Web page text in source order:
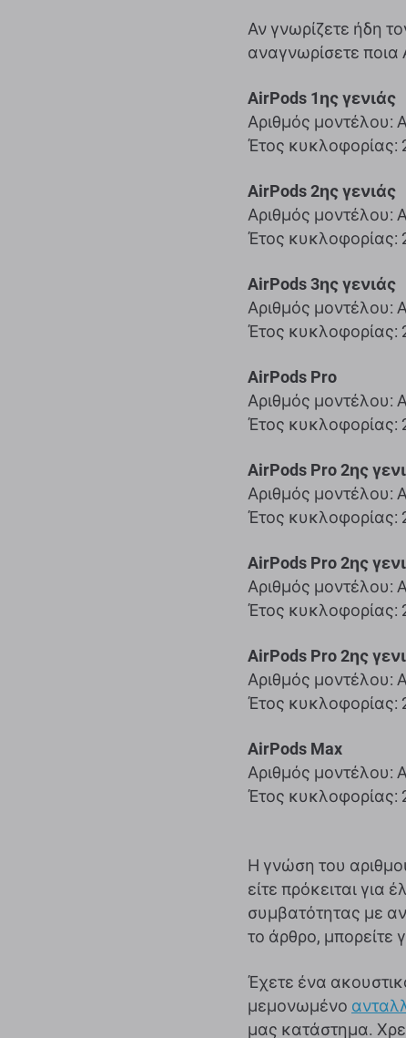
Αν γνωρίζετε ήδη
αναγνωρίσετε
AirPods 1ης γενιάς
Αριθμός μοντέλου:
Έτος κυκλοφορίας:
AirPods 2ης γενιάς
Αριθμός μοντέλου:
Έτος κυκλοφορίας:
AirPods 3ης γενιάς
Αριθμός μοντέλου:
Έτος κυκλοφορίας:
AirPods Pro
Αριθμός μοντέλου:
Έτος κυκλοφορίας:
AirPods Pro 2ης
Αριθμός μοντέλου:
Έτος κυκλοφορίας:
AirPods Pro 2ης
Αριθμός μοντέλου:
Έτος κυκλοφορίας:
AirPods Pro 2ης
Αριθμός μοντέλου:
Έτος κυκλοφορίας:
AirPods Max
Αριθμός μοντέλου:
Έτος κυκλοφορίας:
Η γνώση του
είτε πρόκειται
συμβατότητας με
το άρθρο, μπορείτε
Έχετε ένα
μεμονωμένο
μας κατάστημα.